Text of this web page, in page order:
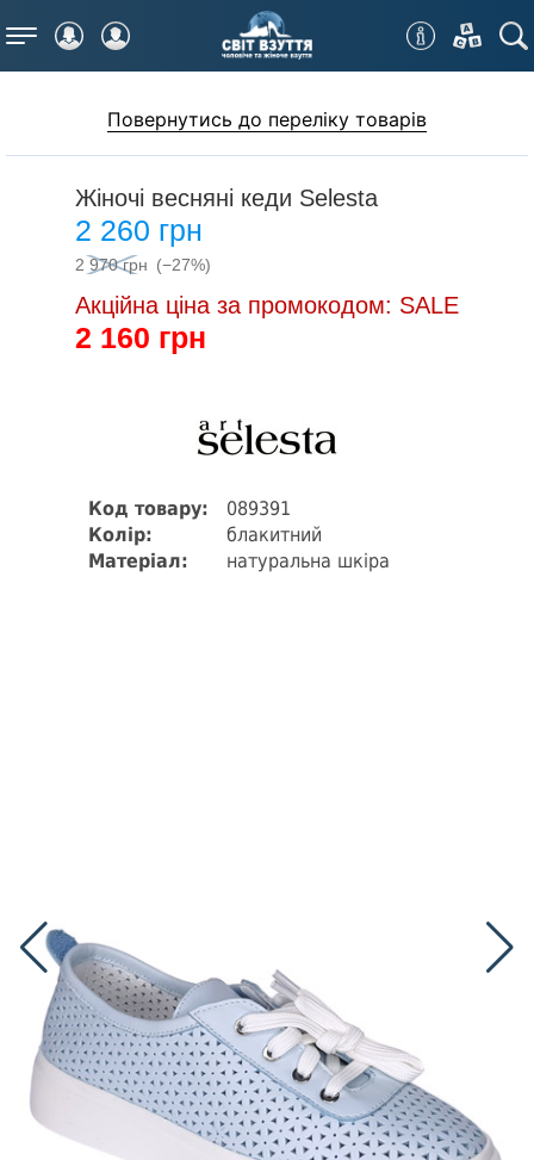
Меню
Повернутись до переліку товарів
Жіночі весняні кеди Selesta
2 260 грн
2 970 грн (−27%)
Акційна ціна за промокодом: SALE
2 160 грн
Код товару:
089391
Колір:
блакитний
Матеріал:
натуральна шкіра